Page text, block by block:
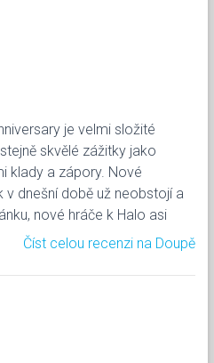
je velmi složité
skvělé zážitky jako
klady a zápory. Nové
dnešní době už neobstojí a
nové hráče k Halo asi
Číst celou recenzi na Doupě